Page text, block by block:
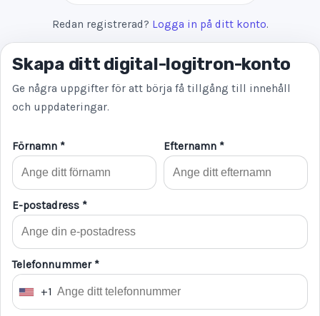
Redan registrerad? Logga in på ditt konto.
Skapa ditt digital-logitron-konto
Ge några uppgifter för att börja få tillgång till innehåll
och uppdateringar.
Förnamn * Efternamn *
E-postadress *
Telefonnummer *
U
+1